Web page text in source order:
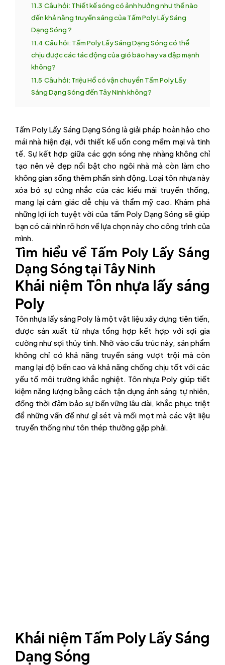
11.3 Câu hỏi: Thiết kế sóng có ảnh hưởng như thế nào
đến khả năng truyền sáng của Tấm Poly Lấy Sáng
Dạng Sóng ?
11.4 Câu hỏi: Tấm Poly Lấy Sáng Dạng Sóng có thể
chịu được các tác động của gió bão hay va đập mạnh
không?
11.5 Câu hỏi: Triệu Hổ có vận chuyển Tấm Poly Lấy
Sáng Dạng Sóng đến Tây Ninh không?
Tấm Poly Lấy Sáng Dạng Sóng là giải pháp hoàn hảo cho
mái nhà hiện đại, với thiết kế uốn cong mềm mại và tinh
tế. Sự kết hợp giữa các gợn sóng nhẹ nhàng không chỉ
tạo nên vẻ đẹp nổi bật cho ngôi nhà mà còn làm cho
không gian sống thêm phần sinh động. Loại tôn nhựa này
xóa bỏ sự cứng nhắc của các kiểu mái truyền thống,
mang lại cảm giác dễ chịu và thẩm mỹ cao. Khám phá
những lợi ích tuyệt vời của tấm Poly Dạng Sóng sẽ giúp
bạn có cái nhìn rõ hơn về lựa chọn này cho công trình của
mình.
Tìm hiểu về Tấm Poly Lấy Sáng
Dạng Sóng tại Tây Ninh
Khái niệm Tôn nhựa lấy sáng
Poly
Tôn nhựa lấy sáng Poly là một vật liệu xây dựng tiên tiến,
được sản xuất từ nhựa tổng hợp kết hợp với sợi gia
cường như sợi thủy tinh. Nhờ vào cấu trúc này, sản phẩm
không chỉ có khả năng truyền sáng vượt trội mà còn
mang lại độ bền cao và khả năng chống chịu tốt với các
yếu tố môi trường khắc nghiệt. Tôn nhựa Poly giúp tiết
kiệm năng lượng bằng cách tận dụng ánh sáng tự nhiên,
đồng thời đảm bảo sự bền vững lâu dài, khắc phục triệt
để những vấn đề như gỉ sét và mối mọt mà các vật liệu
truyền thống như tôn thép thường gặp phải.
Khái niệm Tấm Poly Lấy Sáng
Dạng Sóng